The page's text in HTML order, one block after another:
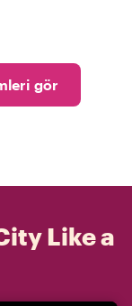
gör
Like a